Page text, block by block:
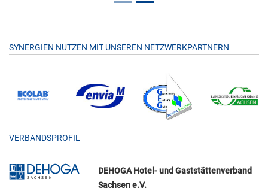
SYNERGIEN NUTZEN MIT UNSEREN NETZWERKPARTNERN
VERBANDSPROFIL
DEHOGA Hotel- und Gaststättenverband
Sachsen e.V.